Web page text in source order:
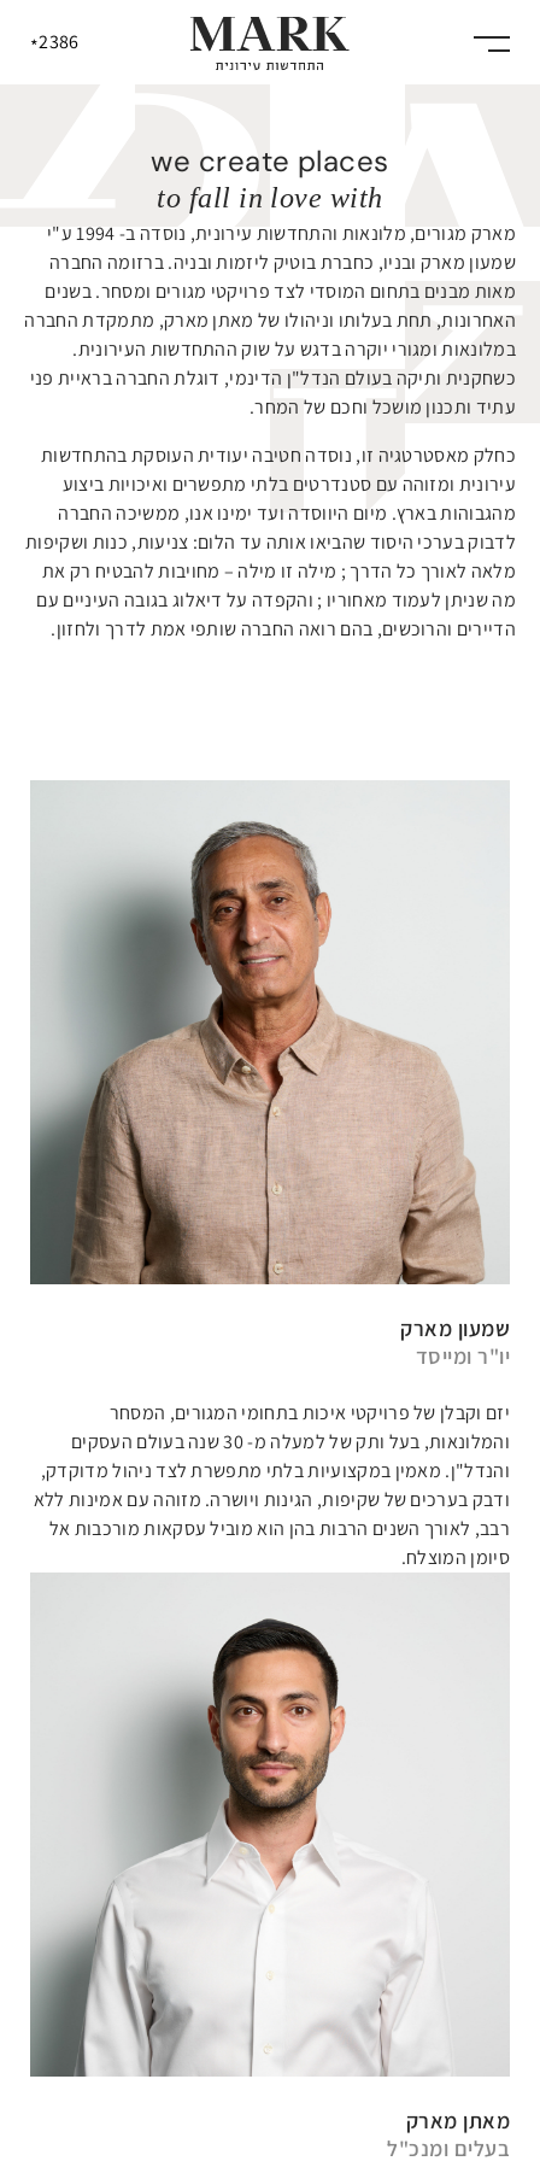
*2386
אודות
הפרוייקטים שלנו
התחדשות עירונית
צור קשר
we create places
to fall in love with
מארק מגורים, מלונאות והתחדשות עירונית, נוסדה ב- 1994 ע"י
שמעון מארק ובניו, כחברת בוטיק ליזמות ובניה. ברזומה החברה
מאות מבנים בתחום המוסדי לצד פרויקטי מגורים ומסחר. בשנים
האחרונות, תחת בעלותו וניהולו של מאתן מארק, מתמקדת החברה
במלונאות ומגורי יוקרה בדגש על שוק ההתחדשות העירונית.
כשחקנית ותיקה בעולם הנדל"ן הדינמי, דוגלת החברה בראיית פני
עתיד ותכנון מושכל וחכם של המחר.
כחלק מאסטרטגיה זו, נוסדה חטיבה יעודית העוסקת בהתחדשות
עירונית ומזוהה עם סטנדרטים בלתי מתפשרים ואיכויות ביצוע
מהגבוהות בארץ. מיום היווסדה ועד ימינו אנו, ממשיכה החברה
לדבוק בערכי היסוד שהביאו אותה עד הלום: צניעות, כנות ושקיפות
מלאה לאורך כל הדרך ; מילה זו מילה – מחויבות להבטיח רק את
מה שניתן לעמוד מאחוריו ; והקפדה על דיאלוג בגובה העיניים עם
הדיירים והרוכשים, בהם רואה החברה שותפי אמת לדרך ולחזון.
שמעון מארק
יו"ר ומייסד
יזם וקבלן של פרויקטי איכות בתחומי המגורים, המסחר
והמלונאות, בעל ותק של למעלה מ- 30 שנה בעולם העסקים
והנדל"ן. מאמין במקצועיות בלתי מתפשרת לצד ניהול מדוקדק,
ודבק בערכים של שקיפות, הגינות ויושרה. מזוהה עם אמינות ללא
רבב, לאורך השנים הרבות בהן הוא מוביל עסקאות מורכבות אל
סיומן המוצלח.
מאתן מארק
בעלים ומנכ"ל